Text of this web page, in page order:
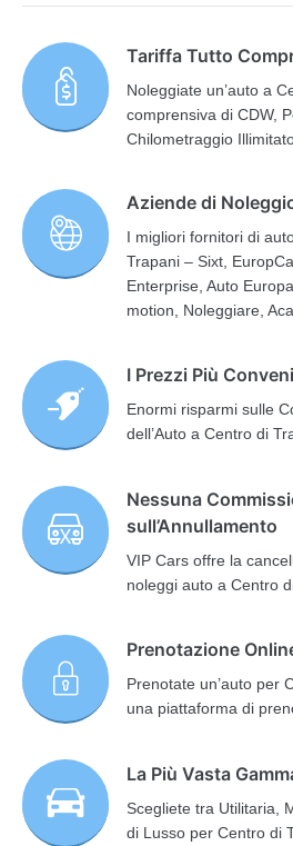
Tariffa Tutto
Noleggiate un’auto a
comprensiva di CDW,
Chilometraggio
Aziende di
I migliori fornitori di
Trapani – Sixt,
Enterprise, Auto
motion, Noleggiare,
I Prezzi Più
Enormi risparmi sulle
dell’Auto a Centro di
Nessuna
sull’Annullamento
VIP Cars offre la
noleggi auto a Centro
Prenotazione
Prenotate un’auto per
una piattaforma di
La Più Vasta
Scegliete tra Utilitaria,
di Lusso per Centro di